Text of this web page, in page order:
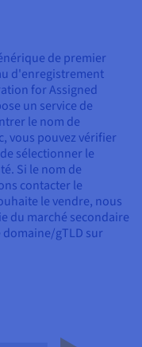
de premier
d'enregistrement
for Assigned
un service de
le nom de
vous pouvez vérifier
sélectionner le
Si le nom de
contacter le
le vendre, nous
du marché secondaire
gTLD sur